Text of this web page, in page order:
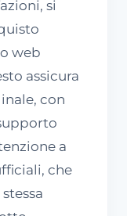
si
web
assicura
con
a
che